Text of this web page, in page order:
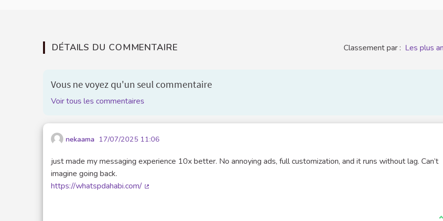
DÉTAILS DU COMMENTAIRE Classement par : Les plus
Vous ne voyez qu'un seul commentaire
Voir tous les commentaires
nekaama 17/07/2025 11:06
just made my messaging experience 10x better. No annoying ads, full customization, and it runs without lag. Can’t
imagine going back.
https://whatspdahabi.com/